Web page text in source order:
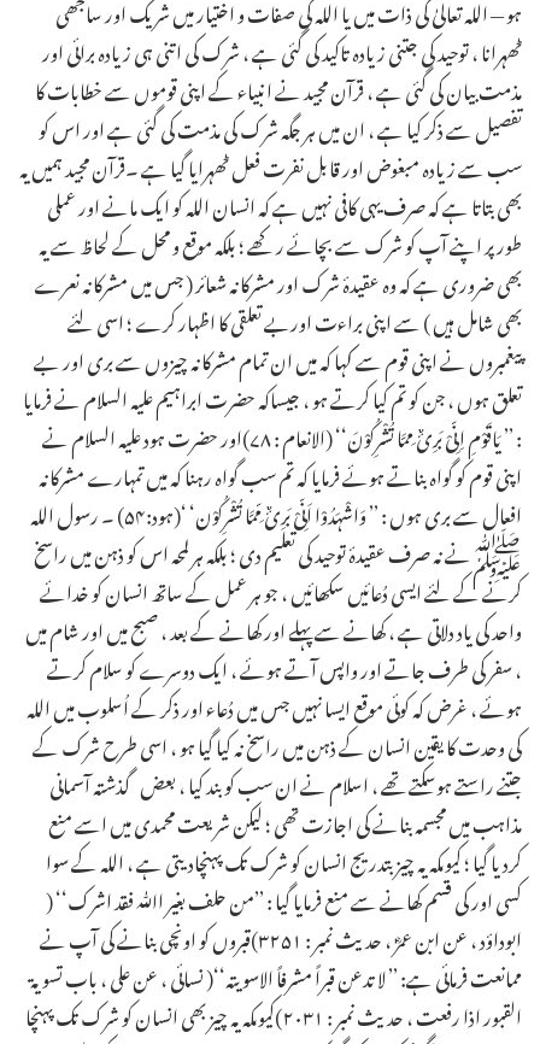
ہو — اللہ تعالیٰ کی ذات میں یا اللہ کی صفات و اختیار میں شریک اور ساجھی
ٹھہرانا ، توحید کی جتنی زیادہ تاکید کی گئی ہے ، شرک کی اتنی ہی زیادہ برائی اور
مذمت بیان کی گئی ہے ، قرآن مجید نے انبیاء کے اپنی قوموں سے خطابات کا
تفصیل سے ذکر کیا ہے ، ان میں ہر جگہ شرک کی مذمت کی گئی ہے اور اس کو
سب سے زیادہ مبغوض اور قابل نفرت فعل ٹھہرایا گیا ہے ۔قرآن مجید ہمیں یہ
بھی بتاتا ہے کہ صرف یہی کافی نہیں ہے کہ انسان اللہ کو ایک مانے اور عملی
طورپر اپنے آپ کو شرک سے بچائے رکھے ؛ بلکہ موقع و محل کے لحاظ سے یہ
بھی ضروری ہے کہ وہ عقیدۂ شرک اور مشرکانہ شعائر ( جس میں مشرکانہ نعرے
بھی شامل ہیں ) سے اپنی براءت اوربے تعلقی کا اظہار کرے ؛ اسی لئے
پیغمبروں نے اپنی قوم سے کہا کہ میں ان تمام مشرکانہ چیزوں سے بری اور بے
تعلق ہوں ، جن کو تم کیا کرتے ہو ، جیساکہ حضرت ابراہیم علیہ السلام نے فرمایا
: ’’ یَاقَوْمِ اِنِّیْ بَرِیٌٔ مِمَّا تُشْرِکُوْنَ‘‘ (الانعام : ۷۸)اور حضرت ہود علیہ السلام نے
اپنی قوم کو گواہ بناتے ہوئے فرمایا کہ تم سب گواہ رہنا کہ میں تمہارے مشرکانہ
افعال سے بری ہوں : ’’ وَاشْہَدُوْا اَنِّیْ بَرِیٌٔ مِّمَّا تُشْرِکُوْن‘ ‘(ہود:۵۴) ۔ رسول اللہ
ﷺنے نہ صرف عقیدۂ توحید کی تعلیم دی ؛ بلکہ ہر لمحہ اس کو ذہن میں راسخ
کرنے کے لئے ایسی دُعائیں سکھائیں ، جو ہر عمل کے ساتھ انسان کو خدائے
واحد کی یاد دلاتی ہے ، کھانے سے پہلے اور کھانے کے بعد ، صبح میں اور شام میں
، سفر کی طرف جاتے اور واپس آتے ہوئے ، ایک دوسرے کو سلام کرتے
ہوئے ، غرض کہ کوئی موقع ایسا نہیں جس میں دُعاء اور ذکر کے اُسلوب میں اللہ
کی وحدت کا یقین انسان کے ذہن میں راسخ نہ کیا گیا ہو ، اسی طرح شرک کے
جتنے راستے ہوسکتے تھے ، اسلام نے ان سب کو بند کیا ، بعض گذشتہ آسمانی
مذاہب میں مجسمہ بنانے کی اجازت تھی ؛ لیکن شریعت محمدی میں اسے منع
کردیا گیا ؛ کیوںکہ یہ چیز بتدریج انسان کو شرک تک پہنچادیتی ہے ، اللہ کے سوا
کسی اور کی قسم کھانے سے منع فرمایا گیا : ’’من حلف بغیر اﷲ فقد اشرک‘‘ (
ابوداؤد ، عن ابن عمرؓ ، حدیث نمبر : ۳۲۵۱)قبروں کو اونچی بنانے کی آپ نے
ممانعت فرمائی ہے: ’’ لا تدعن قبراً مشرفاً الاسویتہ‘‘( نسائی ، عن علی ، باب تسویۃ
القبور اذا رفعت ، حدیث نمبر : ۲۰۳۱)کیوںکہ یہ چیز بھی انسان کو شرک تک پہنچا